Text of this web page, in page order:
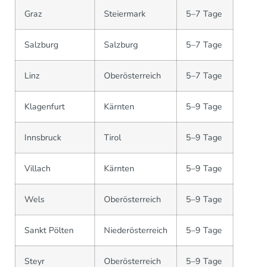
Graz Steiermark 5–7 Tage
Salzburg Salzburg 5–7 Tage
Linz Oberösterreich 5–7 Tage
Klagenfurt Kärnten 5–9 Tage
Innsbruck Tirol 5–9 Tage
Villach Kärnten 5–9 Tage
Wels Oberösterreich 5–9 Tage
Sankt Pölten Niederösterreich 5–9 Tage
Steyr Oberösterreich 5–9 Tage